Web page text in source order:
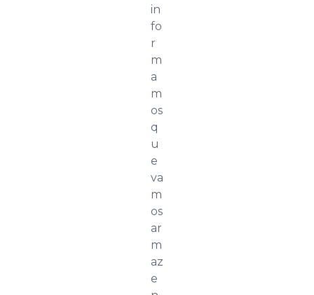
in
fo
r
m
a
m
os
q
u
e
va
m
os
ar
m
az
e